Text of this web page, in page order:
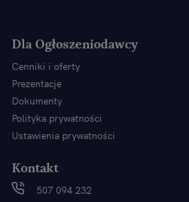
Dla Ogłoszeniodawcy
Cenniki i oferty
Prezentacje
Dokumenty
Polityka prywatności
Ustawienia prywatności
Kontakt
507 094 232